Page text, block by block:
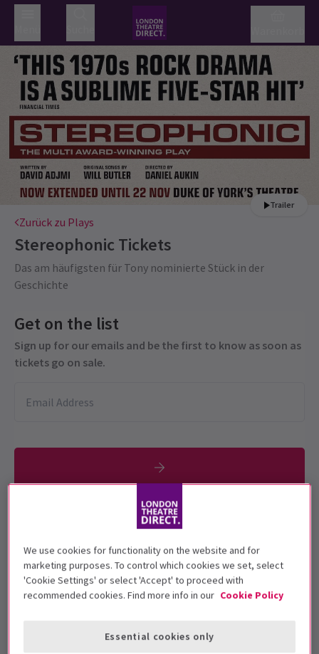
Trailer
Zurück zu Plays
Stereophonic Tickets
Das am häufigsten für Tony nominierte Stück in der
Geschichte
Get on the list
Sign up for our emails and be the first to know as soon as
tickets go on sale.
Diese Produktion wird für 13+ Jahre
empfohlen.
Vorstellungsdatum
24 May - 22 November 2025
We use cookies for functionality on the website and for
marketing purposes. To control which cookies we set, select
'Cookie Settings' or select 'Accept' to proceed with
recommended cookies. Find more info in our Cookie Policy
Essential cookies only